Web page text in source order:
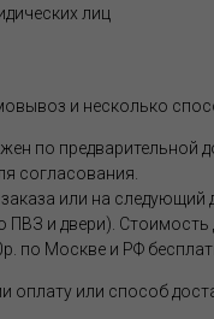
лиц
и несколько
по предварительной
согласования.
или на
и двери). Стоимость
по Москве и РФ
оплату или способ